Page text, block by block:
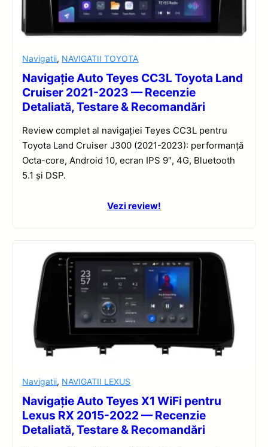
Navigatii, NAVIGATII TOYOTA
Navigație Auto Teyes CC3L Toyota Land
Cruiser 2021-2023 — Recenzie
Detaliată, Testare & Recomandări
Review complet al navigației Teyes CC3L pentru
Toyota Land Cruiser J300 (2021-2023): performanță
Octa-core, Android 10, ecran IPS 9″, 4G, Bluetooth
5.1 și DSP.
Vezi review!
Navigatii, NAVIGATII LEXUS
Navigație Auto Teyes X1 WiFi pentru
Lexus RX 2015-2022 — Recenzie
Detaliată, Testare & Recomandări